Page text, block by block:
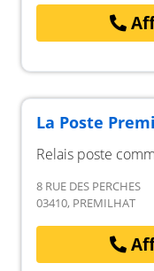
La Poste
Relais poste
8 RUE DES PERCHES
03410, PREMILHAT